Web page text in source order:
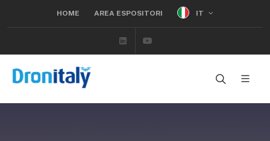
HOME AREA ESPOSITORI IT
Linkedin